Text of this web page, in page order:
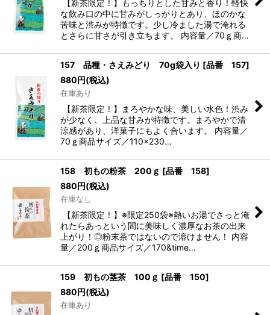
絞り込む
【新茶限定！】もっちりとした甘みと香り！軽快
な飲み口の中に甘みがしっかりとあり、ほのかな
苦味と渋みが特徴です。少し冷ました湯で淹れる
とさらに甘さが引き立ちます。 内容量／70ｇ商…
157 品種・さえみどり 70g袋入り [品番 157]
880円(税込)
在庫あり
【新茶限定！】まろやかな味、美しい水色！渋み
が少なく、上品な甘みが特徴です。まろやかで清
涼感があり、洋菓子にもよく合います。 内容量／
70ｇ商品サイズ／110×230…
158 初もの粉茶 200ｇ [品番 158]
880円(税込)
在庫なし
【新茶限定！】※限定250袋※熱いお湯でさっと淹
れたらあっという間に美味しく濃厚なお茶の出来
上がり！◎粉末茶ではないので溶けません！ 内容
量／200ｇ商品サイズ／170&time…
159 初もの茎茶 100ｇ [品番 150]
880円(税込)
在庫あり